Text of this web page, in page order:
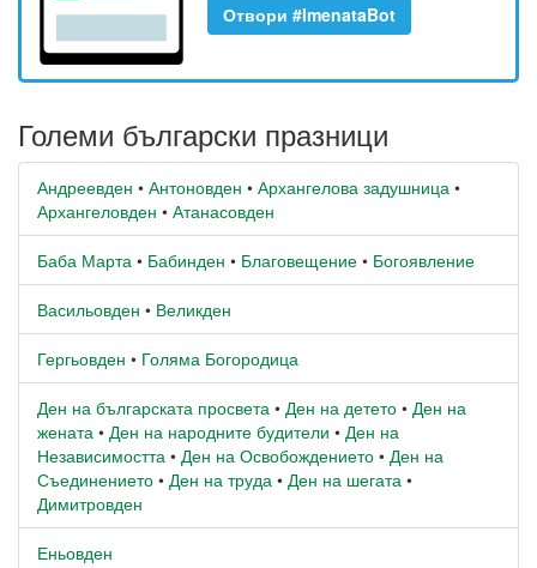
Отвори #ImenataBot
Големи български празници
Андреевден • Антоновден • Архангелова задушница •
Архангеловден • Атанасовден
Баба Марта • Бабинден • Благовещение • Богоявление
Васильовден • Великден
Гергьовден • Голяма Богородица
Ден на българската просвета • Ден на детето • Ден на
жената • Ден на народните будители • Ден на
Независимостта • Ден на Освобождението • Ден на
Съединението • Ден на труда • Ден на шегата •
Димитровден
Еньовден